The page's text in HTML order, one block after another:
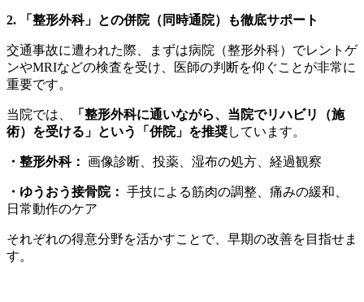
2. 「整形外科」との併院（同時通院）も徹底サポート
交通事故に遭われた際、まずは病院（整形外科）でレントゲ
ンやMRIなどの検査を受け、医師の判断を仰ぐことが非常に
重要です。
当院では、
「整形外科に通いながら、当院でリハビリ（施
術）を受ける」という「併院」を推奨しています。
・整形外科： 画像診断、投薬、湿布の処方、経過観察
・ゆうおう接骨院： 手技による筋肉の調整、痛みの緩和、
日常動作のケア
それぞれの得意分野を活かすことで、早期の改善を目指せま
す。